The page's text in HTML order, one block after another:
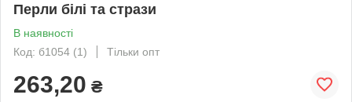
Перли білі та стрази
В наявності
Код: б1054 (1)
Тільки опт
263,20 ₴